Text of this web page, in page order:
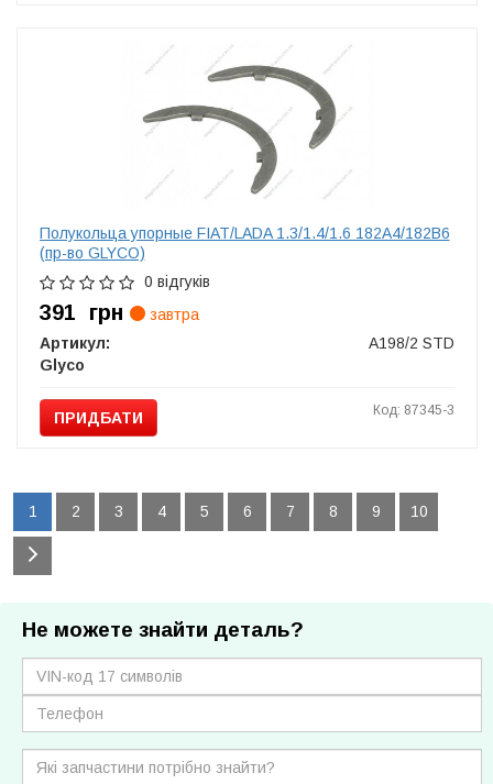
Полукольца упорные FIAT/LADA 1.3/1.4/1.6 182A4/182B6
(пр-во GLYCO)
0 відгуків
391 грн
завтра
Артикул:
A198/2 STD
Glyco
ПРИДБАТИ Код: 87345-3
1 2 3 4 5 6 7 8 9 10
Не можете знайти деталь?